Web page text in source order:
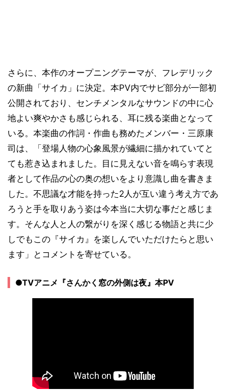
さらに、本作のオープニングテーマが、フレデリック
の新曲「サイカ」に決定。本PV内でサビ部分が一部初
公開されており、センチメンタルなサウンドの中に心
地よい爽やかさも感じられる、耳に残る楽曲となって
いる。本楽曲の作詞・作曲も務めたメンバー・三原康
司は、「登場人物の心象風景が繊細に描かれていてと
ても惹き込まれました。目に見えない音を鳴らす表現
者として作品の心の奥の想いをより意識し曲を書きま
した。不思議な才能を持った2人が互い違う考え方であ
ろうと手を取りあう姿は今本当に大切な事だと感じま
す。そんな人と人の繋がりを深く感じる物語と共に少
しでもこの『サイカ』を楽しんでいただけたらと思い
ます」とコメントを寄せている。
●TVアニメ『さんかく窓の外側は夜』本PV